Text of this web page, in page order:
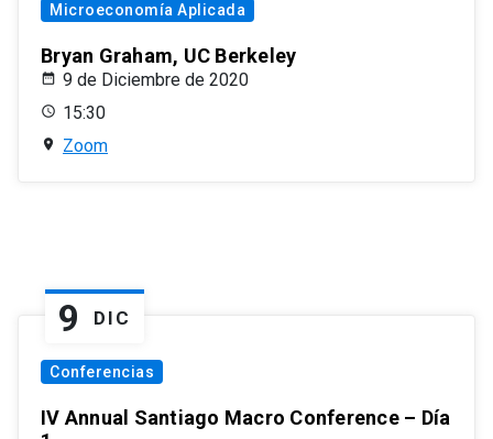
Microeconomía Aplicada
Bryan Graham, UC Berkeley
9 de Diciembre de 2020
15:30
Zoom
9 DIC
Conferencias
IV Annual Santiago Macro Conference – Día